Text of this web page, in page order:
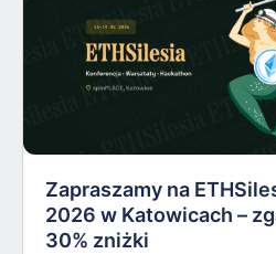
Zapraszamy na
2026 w Katowicach –
30% zniżki